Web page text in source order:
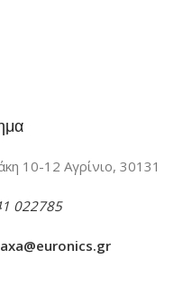
10-12 Αγρίνιο, 30131
022785